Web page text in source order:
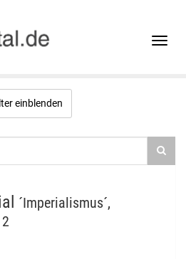
Toggle
einblenden
´Imperialismus´,